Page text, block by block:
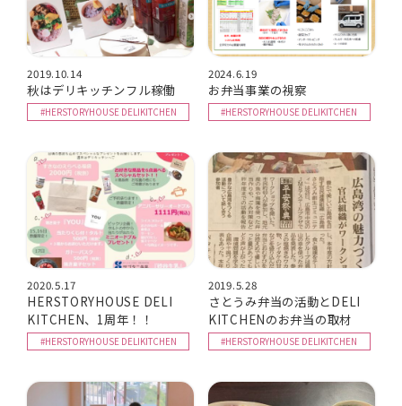
2019.10.14
秋はデリキッチンフル稼働
#HERSTORYHOUSE DELIKITCHEN
2024.6.19
お弁当事業の視察
#HERSTORYHOUSE DELIKITCHEN
2020.5.17
HERSTORYHOUSE DELI
KITCHEN、1周年！！
#HERSTORYHOUSE DELIKITCHEN
2019.5.28
さとうみ弁当の活動とDELI
KITCHENのお弁当の取材
#HERSTORYHOUSE DELIKITCHEN